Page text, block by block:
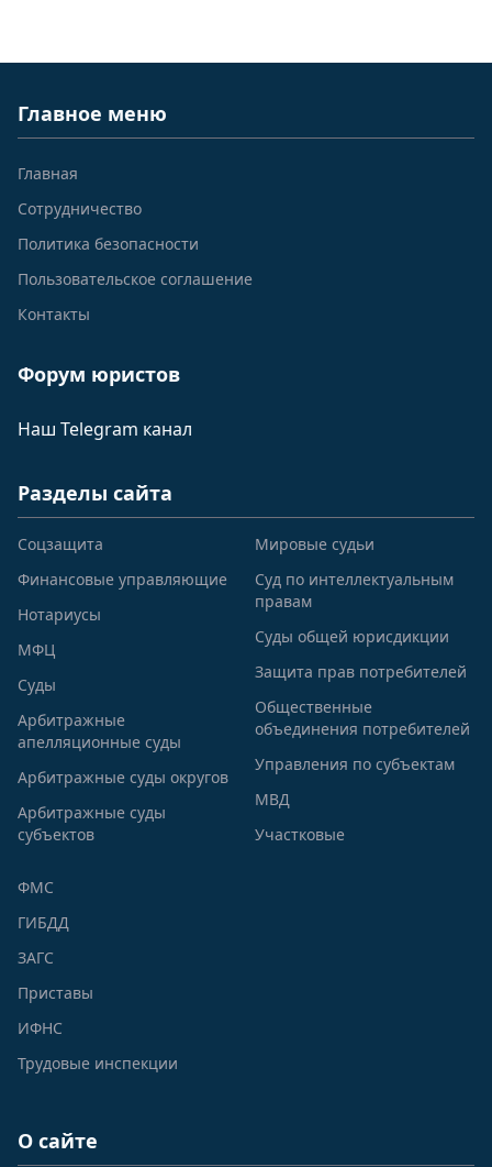
Главное меню
Главная
Сотрудничество
Политика безопасности
Пользовательское соглашение
Контакты
Форум юристов
Наш Telegram канал
Разделы сайта
Соцзащита
Финансовые управляющие
Нотариусы
МФЦ
Суды
Арбитражные
апелляционные суды
Арбитражные суды округов
Арбитражные суды
субъектов
Мировые судьи
Суд по интеллектуальным
правам
Суды общей юрисдикции
Защита прав потребителей
Общественные
объединения потребителей
Управления по субъектам
МВД
Участковые
ФМС
ГИБДД
ЗАГС
Приставы
ИФНС
Трудовые инспекции
О сайте